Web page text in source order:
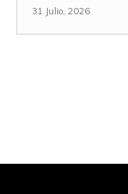
31 Julio, 2026